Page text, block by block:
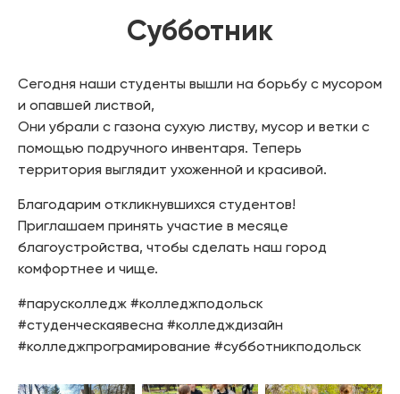
Субботник
Сегодня наши студенты вышли на борьбу с мусором
и опавшей листвой,
Они убрали с газона сухую листву, мусор и ветки с
помощью подручного инвентаря. Теперь
территория выглядит ухоженной и красивой.
Благодарим откликнувшихся студентов!
Приглашаем принять участие в месяце
благоустройства, чтобы сделать наш город
комфортнее и чище.
#парусколледж #колледжподольск
#студенческаявесна #колледждизайн
#колледжпрограмирование #субботникподольск